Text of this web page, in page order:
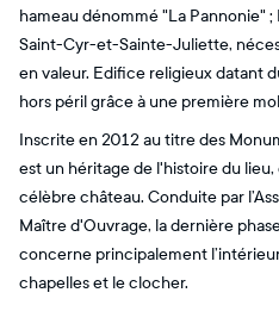
hameau dénommé "La Pannonie"
Saint-Cyr-et-Sainte-Juliette,
en valeur. Edifice religieux datant
hors péril grâce à une première
Inscrite en 2012 au titre des
est un héritage de l'histoire du
célèbre château. Conduite par
Maître d'Ouvrage, la dernière
concerne principalement
chapelles et le clocher.